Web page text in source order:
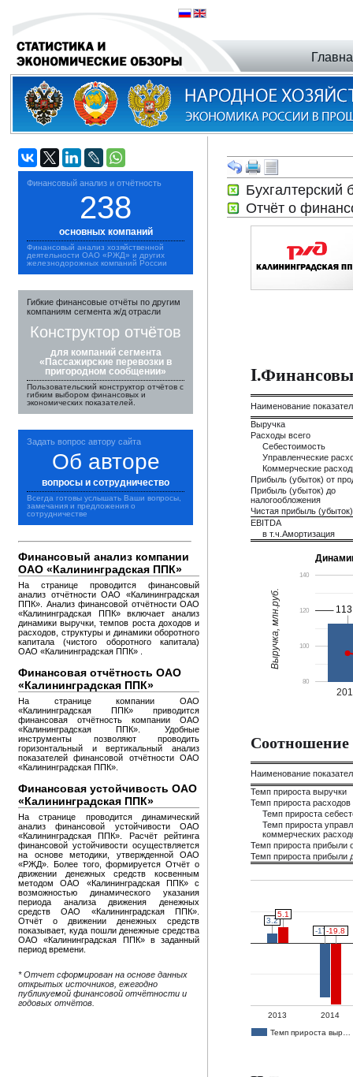
Финансовый анализ и отчётность
238
основных компаний
Финансовый анализ хозяйственной
деятельности ОАО «РЖД» и других
железнодорожных компаний России
Гибкие финансовые отчёты по другим
компаниям сегмента ж/д отрасли
Конструктор отчётов
для компаний сегмента
«Пассажирские перевозки в
пригородном сообщении»
Пользовательский конструктор отчётов с
гибким выбором финансовых и
экономических показателей.
Задать вопрос автору сайта
Об авторе
вопросы и сотрудничество
Всегда готовы услышать Ваши вопросы,
замечания и предложения о
сотрудничестве
Финансовый анализ компании
ОАО «Калининградская ППК»
На странице проводится финансовый
анализ отчётности ОАО «Калининградская
ППК». Анализ финансовой отчётности ОАО
«Калининградская ППК» включает анализ
динамики выручки, темпов роста доходов и
расходов, структуры и динамики оборотного
капитала (чистого оборотного капитала)
ОАО «Калининградская ППК» .
Финансовая отчётность ОАО
«Калининградская ППК»
На странице компании ОАО
«Калининградская ППК» приводится
финансовая отчётность компании ОАО
«Калининградская ППК». Удобные
инструменты позволяют проводить
горизонтальный и вертикальный анализ
показателей финансовой отчётности ОАО
«Калининградская ППК».
Финансовая устойчивость ОАО
«Калининградская ППК»
На странице проводится динамический
анализ финансовой устойчивости ОАО
«Калининградская ППК». Расчёт рейтинга
финансовой устойчивости осуществляется
на основе методики, утвержденной ОАО
«РЖД». Более того, формируется Отчёт о
движении денежных средств косвенным
методом ОАО «Калининградская ППК» с
возможностью динамического указания
периода анализа движения денежных
средств ОАО «Калининградская ППК».
Отчёт о движении денежных средств
показывает, куда пошли денежные средства
ОАО «Калининградская ППК» в заданный
период времени.
* Отчет сформирован на основе данных
открытых источников, ежегодно
публикуемой финансовой отчётности и
годовых отчётов.
Отчёт о
Наименование
Выручка
Расходы всего
Себестоимость
Управленческие
Коммерческие
Прибыль (убыток) от
Прибыль (убыток) до
налогообложения
Чистая прибыль (убыток)
EBITDA
в т.ч.Амортизация
80
100
120
140
Выручка, млн.руб.
Соотношение
Наименование
Темп прироста выручки
Темп прироста расходов
Темп прироста
Темп прироста
коммерческих
Темп прироста прибыли
Темп прироста прибыли
Темп прироста выр…
2013 2014
3.2
3.2
-17.5
-17.5
5.1
5.1
-19.8
-19.8